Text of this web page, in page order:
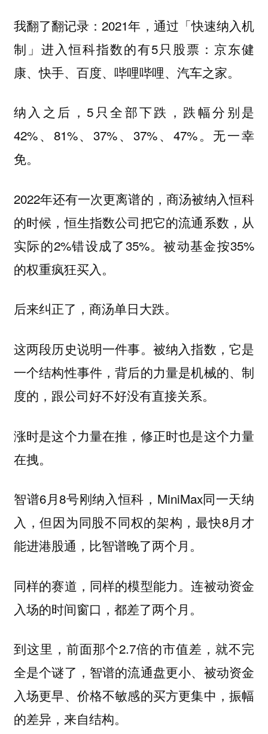
我翻了翻记录：2021年，通过「快速纳入机
制」进入恒科指数的有5只股票：京东健
康、快手、百度、哔哩哔哩、汽车之家。
纳入之后，5只全部下跌，跌幅分别是
42%、81%、37%、37%、47%。无一幸
免。
2022年还有一次更离谱的，商汤被纳入恒科
的时候，恒生指数公司把它的流通系数，从
实际的2%错设成了35%。被动基金按35%
的权重疯狂买入。
后来纠正了，商汤单日大跌。
这两段历史说明一件事。被纳入指数，它是
一个结构性事件，背后的力量是机械的、制
度的，跟公司好不好没有直接关系。
涨时是这个力量在推，修正时也是这个力量
在拽。
智谱6月8号刚纳入恒科，MiniMax同一天纳
入，但因为同股不同权的架构，最快8月才
能进港股通，比智谱晚了两个月。
同样的赛道，同样的模型能力。连被动资金
入场的时间窗口，都差了两个月。
到这里，前面那个2.7倍的市值差，就不完
全是个谜了，智谱的流通盘更小、被动资金
入场更早、价格不敏感的买方更集中，振幅
的差异，来自结构。